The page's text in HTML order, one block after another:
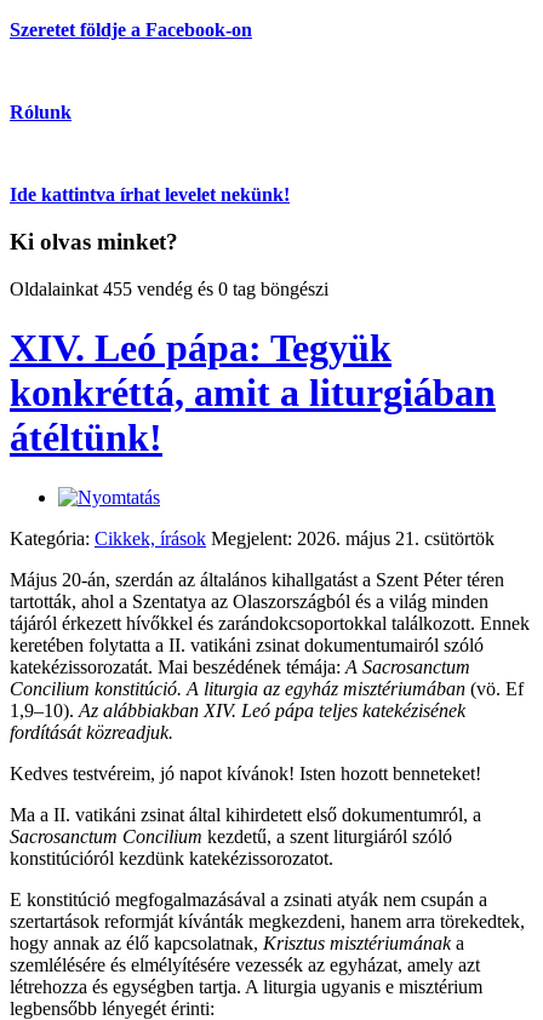
Szeretet földje a Facebook-on
Rólunk
Ide kattintva írhat levelet nekünk!
Ki olvas minket?
Oldalainkat 455 vendég és 0 tag böngészi
XIV. Leó pápa: Tegyük
konkréttá, amit a liturgiában
átéltünk!
Kategória: Cikkek, írások Megjelent: 2026. május 21. csütörtök
Május 20-án, szerdán az általános kihallgatást a Szent Péter téren
tartották, ahol a Szentatya az Olaszországból és a világ minden
tájáról érkezett hívőkkel és zarándokcsoportokkal találkozott. Ennek
keretében folytatta a II. vatikáni zsinat dokumentumairól szóló
katekézissorozatát. Mai beszédének témája: A Sacrosanctum
Concilium konstitúció. A liturgia az egyház misztériumában (vö. Ef
1,9–10). Az alábbiakban XIV. Leó pápa teljes katekézisének
fordítását közreadjuk.
Kedves testvéreim, jó napot kívánok! Isten hozott benneteket!
Ma a II. vatikáni zsinat által kihirdetett első dokumentumról, a
Sacrosanctum Concilium kezdetű, a szent liturgiáról szóló
konstitúcióról kezdünk katekézissorozatot.
E konstitúció megfogalmazásával a zsinati atyák nem csupán a
szertartások reformját kívánták megkezdeni, hanem arra törekedtek,
hogy annak az élő kapcsolatnak, Krisztus misztériumánaka
szemlélésére és elmélyítésére vezessék az egyházat, amely azt
létrehozza és egységben tartja. A liturgia ugyanis e misztérium
legbensőbb lényegét érinti: